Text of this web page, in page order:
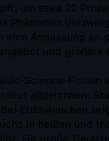
um etwa 20
Phänomen
eine Anpassung an
und größere
Science-Fiction
abzeichnen:
Erdmännchen
in heißen und
Für große